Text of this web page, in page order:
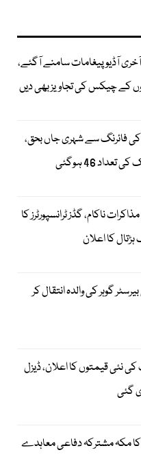
آڈیو پیغامات سامنے آگئے،
کے چیکس کی تجاویز بھی دیں
فائرنگ سے شہری جاں بحق،
46 ہوگئی
ناکام، گڈز ٹرانسپورٹرز کا
کا اعلان
گوہر کی والدہ انتقال کر
نئی قیمتوں کا اعلان، ڈیزل
گئی
مکہ مشترکہ دفاعی معاہدے